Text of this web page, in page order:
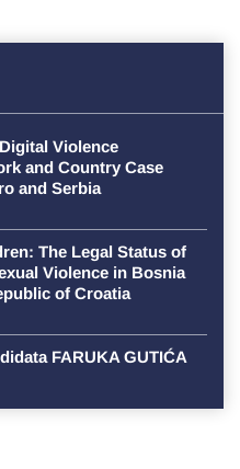
Violence
and Country Case
and Serbia
The Legal Status of
Violence in Bosnia
of Croatia
FARUKA GUTIĆA